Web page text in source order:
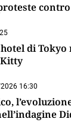
di Tokyo
16:30